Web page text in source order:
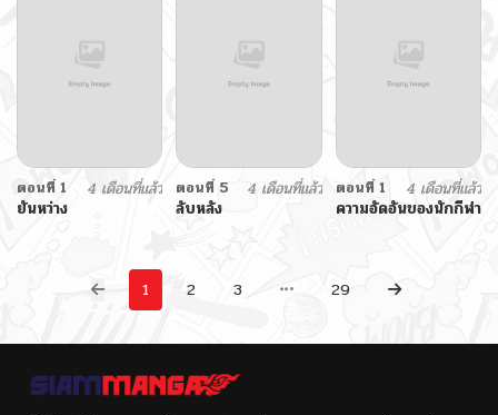
ตอนที่ 1
4 เดือนที่แล้ว
ยันหว่าง
ตอนที่ 5
4 เดือนที่แล้ว
ลับหลัง
ตอนที่ 1
4 เดือนที่แล้ว
ความอัดอั้นของนักกีฬา
1 2 3 29